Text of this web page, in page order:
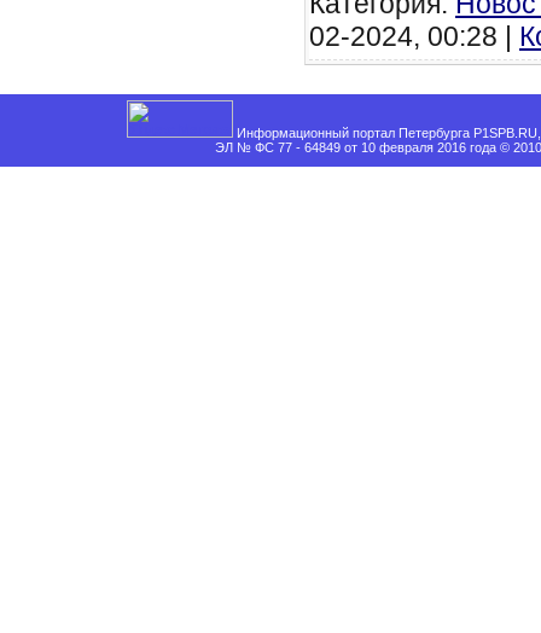
02-2024, 00:28 |
Информационный портал Петербурга
ЭЛ № ФС 77 - 64849 от 10 февраля 2016 года ©